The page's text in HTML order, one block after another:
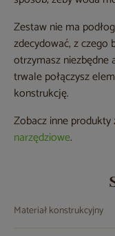
Zestaw nie ma
zdecydować, z czego
otrzymasz
trwale połączysz
konstrukcję.
Zobacz inne
narzędziowe.
Materiał konstrukcyjny